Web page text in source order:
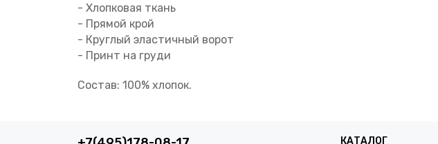
- Хлопковая ткань
- Прямой крой
- Круглый эластичный ворот
- Принт на груди
Состав: 100% хлопок.
КАТАЛОГ